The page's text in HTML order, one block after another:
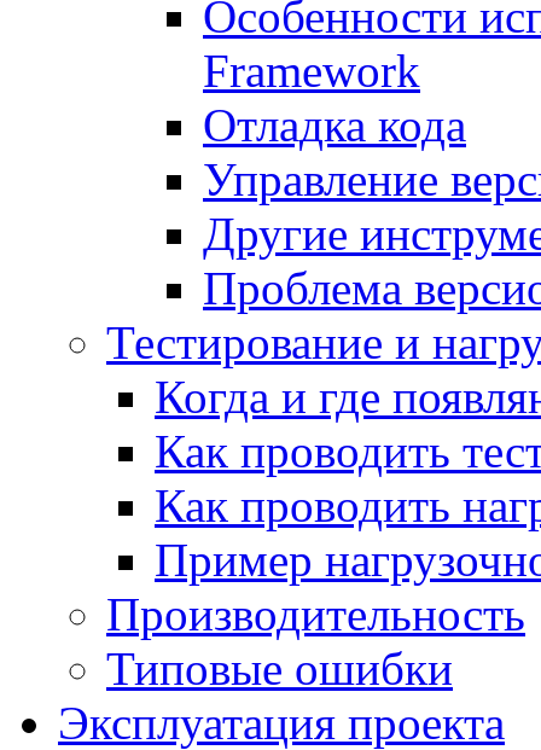
Особенности
Framework
Отладка кода
Управление
Другие
Проблема
Тестирование и
Когда и где
Как проводить
Как проводить
Пример
Производительность
Типовые ошибки
Эксплуатация проекта